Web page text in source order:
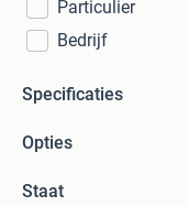
Particulier
Bedrijf
Specificaties
Opties
Staat